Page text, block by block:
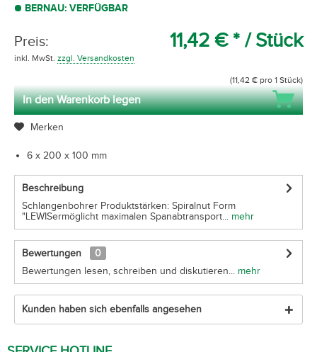
BERNAU: VERFÜGBAR
Preis: 11,42 € * / Stück
inkl. MwSt. zzgl. Versandkosten
(11,42 € pro 1 Stück)
In den Warenkorb legen
Merken
6 x 200 x 100 mm
Beschreibung
Schlangenbohrer Produktstärken: Spiralnut Form
"LEWISermöglicht maximalen Spanabtransport... mehr
Bewertungen
0
Bewertungen lesen, schreiben und diskutieren... mehr
Kunden haben sich ebenfalls angesehen